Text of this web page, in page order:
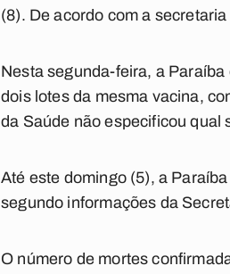
(8). De acordo com a
Nesta segunda-feira, a
dois lotes da mesma vacina,
da Saúde não especificou qual
Até este domingo (5), a
segundo informações da
O número de mortes